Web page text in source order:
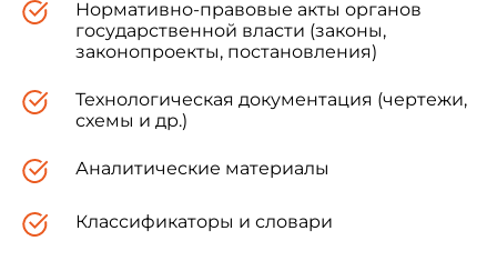
Нормативно-правовые акты органов
государственной власти (законы,
законопроекты, постановления)
Технологическая документация (чертежи,
схемы и др.)
Аналитические материалы
Классификаторы и словари